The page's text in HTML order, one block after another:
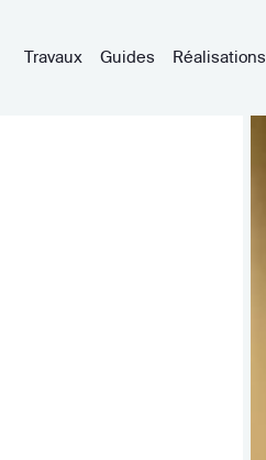
Travaux Guides Réalisations